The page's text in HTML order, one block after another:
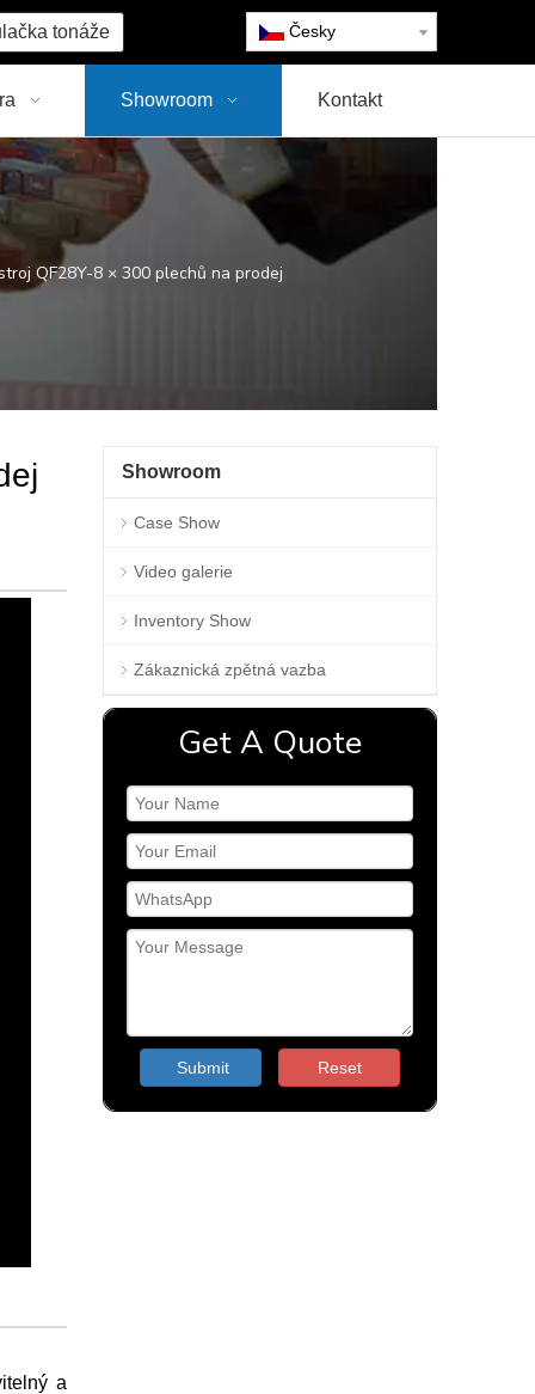
tonáže Česky
Showroom Kontakt
QF28Y-8 × 300 plechů na prodej
a
Showroom
Case Show
Video galerie
Inventory Show
Zákaznická zpětná vazba
Get A Quote
Submit Reset